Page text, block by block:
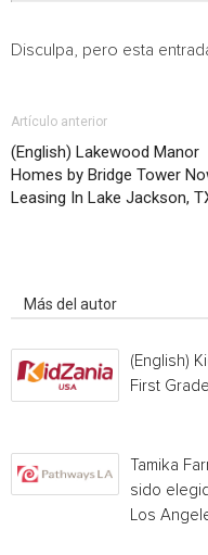
Disculpa, pero esta
Artículo anterior
(English) Lakewood Manor
Homes by Bridge Tower
Leasing In Lake Jackson,
Más del autor
(English)
First
Tamika
sido
Los